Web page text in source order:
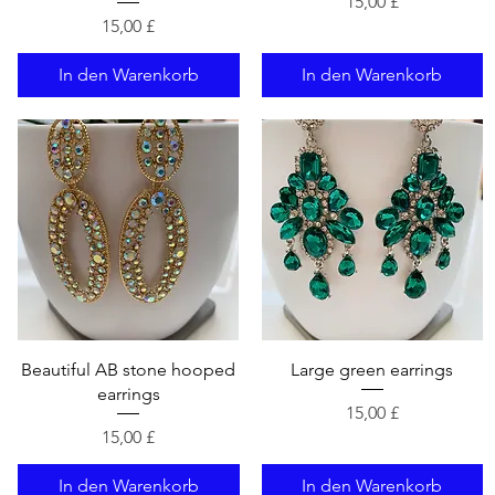
Preis
15,00 £
In den Warenkorb In den Warenkorb
Schnellansicht
Beautiful AB stone hooped
earrings
Preis
15,00 £
In den Warenkorb
Schnellansicht
Large green earrings
Preis
15,00 £
In den Warenkorb